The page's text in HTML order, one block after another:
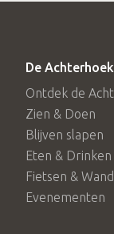
De Achterhoek
Ontdek de
Zien & Doen
Blijven slapen
Eten & Drinken
Fietsen &
Evenementen